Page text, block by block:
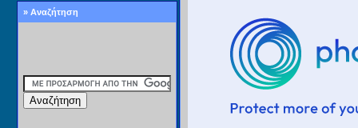
» Αναζήτηση